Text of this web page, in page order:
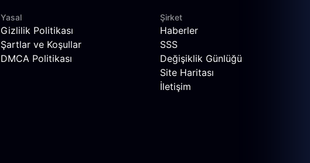
Yasal
Gizlilik Politikası
Şartlar ve Koşullar
DMCA Politikası
Şirket
Haberler
SSS
Değişiklik Günlüğü
Site Haritası
İletişim